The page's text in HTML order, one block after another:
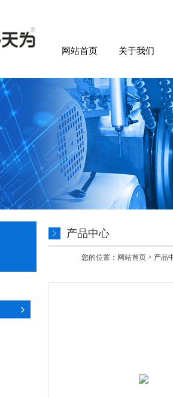
网站首页 关于我们
产品中心
您的位置： 网站首页 > 产品